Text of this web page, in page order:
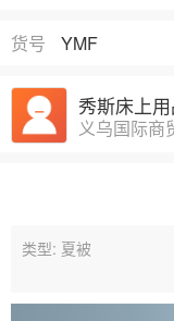
货号 YMF
秀斯床上
义乌国际商
类型: 夏被